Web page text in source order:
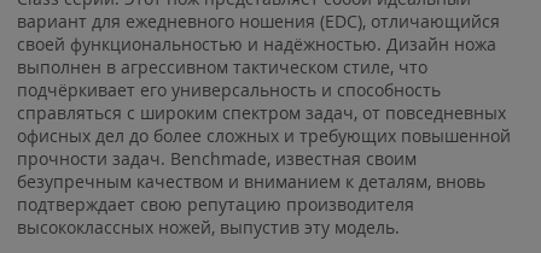
вариант для ежедневного ношения (EDC), отличающийся
своей функциональностью и надёжностью. Дизайн ножа
выполнен в агрессивном тактическом стиле, что
подчёркивает его универсальность и способность
справляться с широким спектром задач, от повседневных
офисных дел до более сложных и требующих повышенной
прочности задач. Benchmade, известная своим
безупречным качеством и вниманием к деталям, вновь
подтверждает свою репутацию производителя
высококлассных ножей, выпустив эту модель.